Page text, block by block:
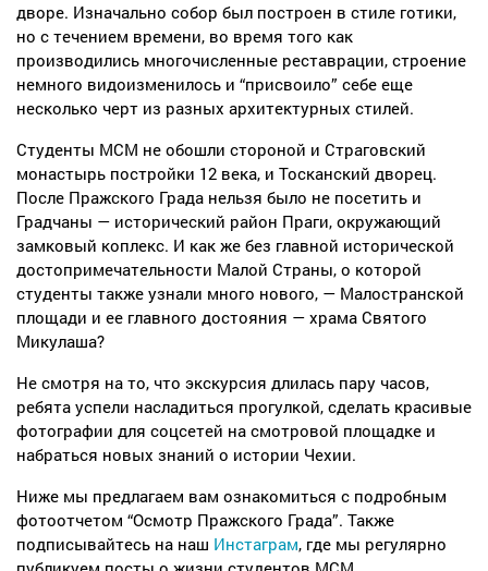
дворе. Изначально собор был построен в стиле готики,
но с течением времени, во время того как
производились многочисленные реставрации, строение
немного видоизменилось и “присвоило” себе еще
несколько черт из разных архитектурных стилей.
Студенты МСМ не обошли стороной и Страговский
монастырь постройки 12 века, и Тосканский дворец.
После Пражского Града нельзя было не посетить и
Градчаны — исторический район Праги, окружающий
замковый коплекс. И как же без главной исторической
достопримечательности Малой Страны, о которой
студенты также узнали много нового, — Малостранской
площади и ее главного достояния — храма Святого
Микулаша?
Не смотря на то, что экскурсия длилась пару часов,
ребята успели насладиться прогулкой, сделать красивые
фотографии для соцсетей на смотровой площадке и
набраться новых знаний о истории Чехии.
Ниже мы предлагаем вам ознакомиться с подробным
фотоотчетом “Осмотр Пражского Града”. Также
подписывайтесь на наш Инстаграм, где мы регулярно